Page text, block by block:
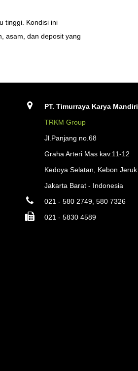
tinggi. Kondisi ini
asam, dan deposit yang
PT. Timurraya Karya Mandiri
TRKM Group
Jl.Panjang no.68
Graha Arteri Mas kav.11-12
Kedoya Selatan, Kebon Jeruk
Jakarta Barat - Indonesia
021 - 580 2749, 580 7326
021 - 5830 4589